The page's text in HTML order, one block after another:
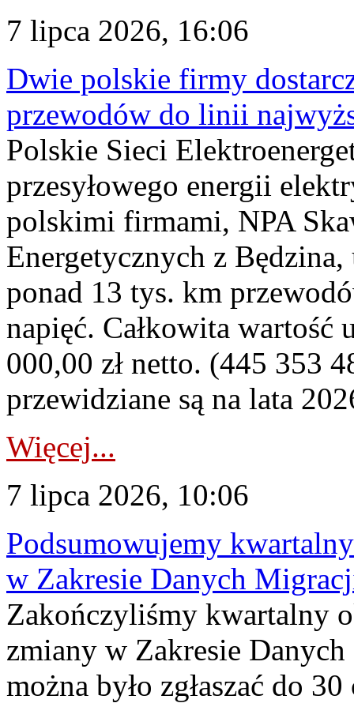
7 lipca 2026, 16:06
Dwie polskie firmy
przewodów do linii
Polskie Sieci
przesyłowego energii
polskimi firmami, NPA
Energetycznych z
ponad 13 tys. km
napięć. Całkowita
000,00 zł netto. (445 353
przewidziane są na lata
Więcej...
7 lipca 2026, 10:06
Podsumowujemy
w Zakresie Danych
Zakończyliśmy kwartalny
zmiany w Zakresie
można było zgłaszać do